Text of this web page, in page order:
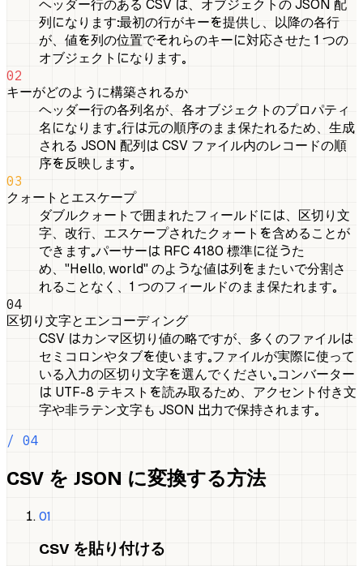
ヘッダー行のある CSV は、オブジェクトの JSON 配
列になります：最初の行がキーを提供し、以降の各行
が、値を列の位置でそれらのキーに対応させた 1 つの
オブジェクトになります。
02
キーがどのように構築されるか
ヘッダー行の各列名が、各オブジェクトのプロパティ
名になります。行は元の順序のまま保たれるため、生成
される JSON 配列は CSV ファイル内のレコードの順
序を反映します。
03
クォートとエスケープ
ダブルクォートで囲まれたフィールドには、区切り文
字、改行、エスケープされたクォートを含めることが
できます。パーサーは RFC 4180 標準に従うた
め、"Hello, world" のような値は列をまたいで分割さ
れることなく、1 つのフィールドのまま保たれます。
04
区切り文字とエンコーディング
CSV はカンマ区切り値の略ですが、多くのファイルは
セミコロンやタブを使います。ファイルが実際に使って
いる入力の区切り文字を選んでください。コンバーター
は UTF-8 テキストを読み取るため、アクセント付き文
字や非ラテン文字も JSON 出力で保持されます。
/ 04
CSV を JSON に変換する方法
01
CSV を貼り付ける